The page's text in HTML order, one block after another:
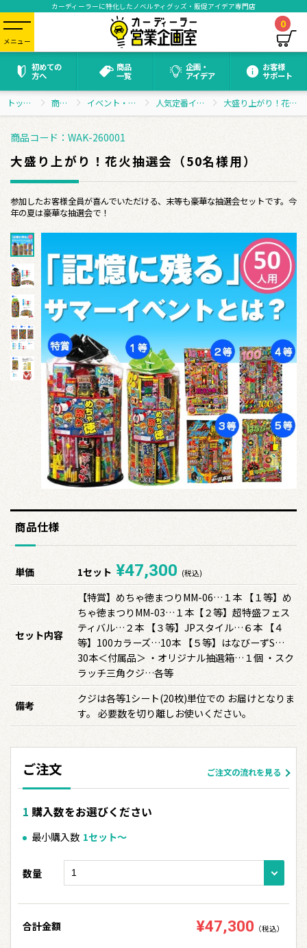
カーディーラーに特化したノベルティグッズ・販促アイデア専門店
メニュー
0
初めての
方へ
商品
一覧
企画・
アイデア
お客様
サポート
トップページ 商品一覧 イベント・抽選会グッズ 人気定番イベントセット 大盛り上がり！花火抽選会（50名様用）
商品コード：WAK-260001
大盛り上がり！花火抽選会（50名様用）
参加したお客様全員が喜んでいただける、末等も豪華な抽選会セットです。今
年の夏は豪華な抽選会で！
商品仕様
単価 1セット ¥47,300 (税込)
セット内容
【特賞】めちゃ徳まつりMM-06…１本 【１等】め
ちゃ徳まつりMM-03…１本【２等】超特盛フェス
ティバル…２本 【３等】JPスタイル…６本 【４
等】100カラーズ…10本 【５等】はなびーずS…
30本＜付属品＞ ・オリジナル抽選箱…１個 ・スク
ラッチ三角クジ…各等
備考
クジは各等1シート(20枚)単位での お届けとなりま
す。 必要数を切り離しお使いください。
ご注文 ご注文の流れを見る
購入数をお選びください
最小購入数 1セット〜
数量
合計金額 ¥47,300 （税込）